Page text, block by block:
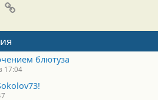
почта
блютуза
17:04